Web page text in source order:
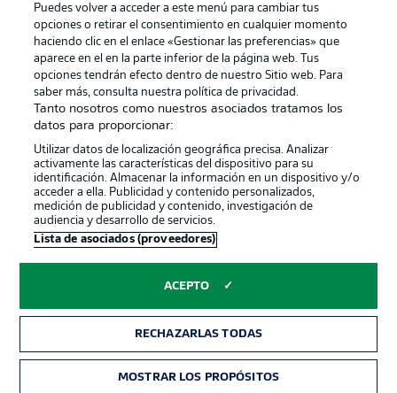
Publicidad Aviso legal
Gestionar las preferencias Declaracion de privacidad
Canales Trabajos
Jugadores Condiciones de uso
Sello Editorial
Puedes volver a acceder a este menú para cambiar tus
opciones o retirar el consentimiento en cualquier momento
haciendo clic en el enlace «Gestionar las preferencias» que
aparece en el en la parte inferior de la página web. Tus
opciones tendrán efecto dentro de nuestro Sitio web. Para
saber más, consulta nuestra política de privacidad.
Tanto nosotros como nuestros asociados tratamos los
datos para proporcionar:
Utilizar datos de localización geográfica precisa. Analizar
activamente las características del dispositivo para su
identificación. Almacenar la información en un dispositivo y/o
acceder a ella. Publicidad y contenido personalizados,
medición de publicidad y contenido, investigación de
audiencia y desarrollo de servicios.
Lista de asociados (proveedores)
ACEPTO
RECHAZARLAS TODAS
MOSTRAR LOS PROPÓSITOS